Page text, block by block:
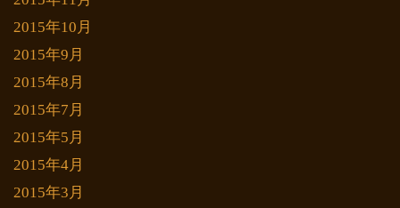
2015年10月
2015年9月
2015年8月
2015年7月
2015年5月
2015年4月
2015年3月